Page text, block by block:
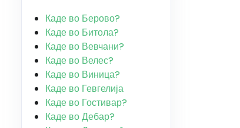
Каде во Берово?
Каде во Битола?
Каде во Вевчани?
Каде во Велес?
Каде во Виница?
Каде во Гевгелија
Каде во Гостивар?
Каде во Дебар?